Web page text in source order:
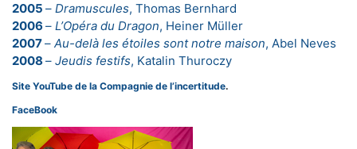
2005 – Dramuscules, Thomas Bernhard
2006 – L’Opéra du Dragon, Heiner Müller
2007– Au-delà les étoiles sont notre maison, Abel Neves
2008 – Jeudis festifs, Katalin Thuroczy
Site YouTube de la Compagnie de l’incertitude.
FaceBook